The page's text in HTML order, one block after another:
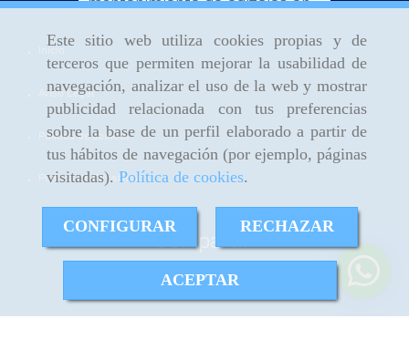
Este sitio web utiliza cookies propias y de
terceros que permiten mejorar la usabilidad de
navegación, analizar el uso de la web y mostrar
publicidad relacionada con tus preferencias
sobre la base de un perfil elaborado a partir de
tus hábitos de navegación (por ejemplo, páginas
visitadas). Política de cookies.
CONFIGURAR RECHAZAR
ACEPTAR
para limpiar tu oficina o
comunidad de vecinos?
¡Nosotros te ayudamos!
Limpiezas Prolimav nació en
2004 como el resultado de[...]
Inicio
Aviso Legal
Política de cookies
Política de Privacidad
Compartir: